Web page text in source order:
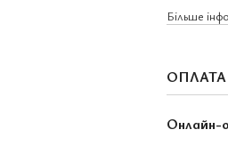
Більше
ОПЛАТА
Онлайн-